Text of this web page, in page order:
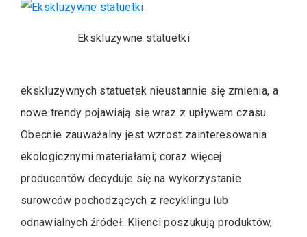
Ekskluzywne statuetki
ekskluzywnych statuetek nieustannie się zmienia, a
nowe trendy pojawiają się wraz z upływem czasu.
Obecnie zauważalny jest wzrost zainteresowania
ekologicznymi materiałami; coraz więcej
producentów decyduje się na wykorzystanie
surowców pochodzących z recyklingu lub
odnawialnych źródeł. Klienci poszukują produktów,